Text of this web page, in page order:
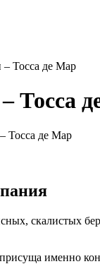
Тосса де Мар
Тосса
Тосса де Мар
скалистых
присуща именно